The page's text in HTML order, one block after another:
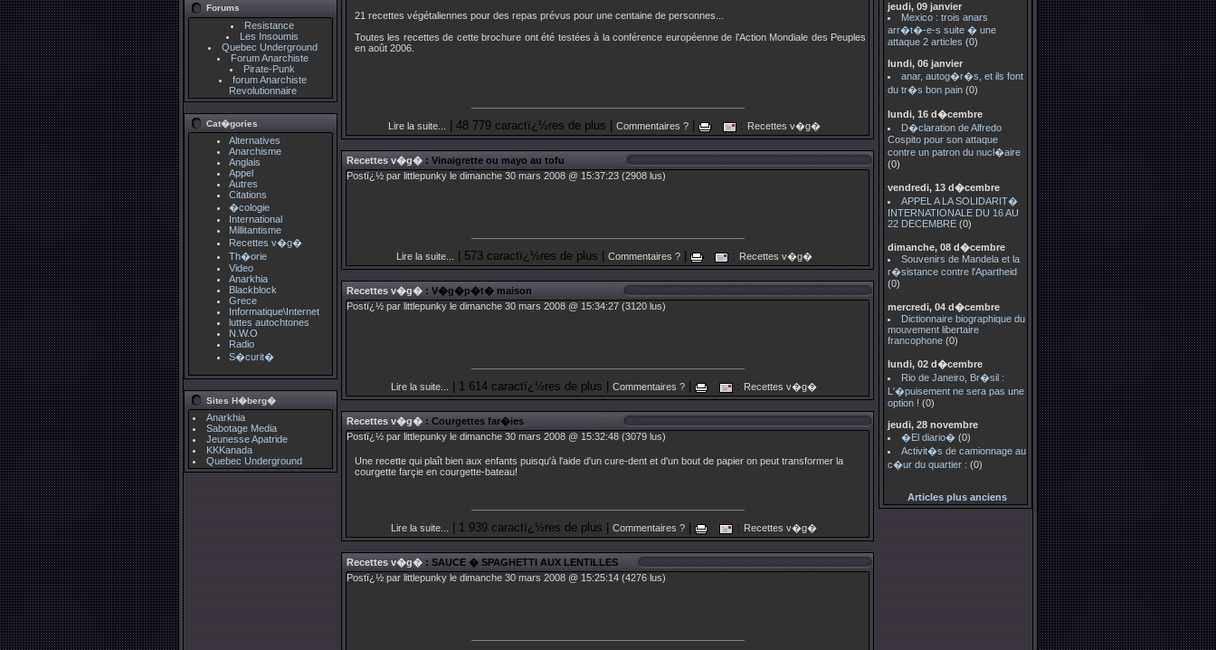
Forums
Resistance
Les Insoumis
Quebec Underground
Forum Anarchiste
Pirate-Punk
forum Anarchiste
Revolutionnaire
Cat�gories
Alternatives
Anarchisme
Anglais
Appel
Autres
Citations
�cologie
International
Millitantisme
Recettes v�g�
Th�orie
Video
Anarkhia
Blackblock
Grece
Informatique\Internet
luttes autochtones
N.W.O
Radio
S�curit�
Sites H�berg�
Anarkhia
Sabotage Media
Jeunesse Apatride
KKKanada
Quebec Underground
21 recettes végétaliennes pour des repas prévus pour une centaine de personnes...
Toutes les recettes de cette brochure ont été testées à la conférence européenne de l’Action Mondiale des Peuples
en août 2006.
Lire la suite... | 48 779 caractï¿½res de plus | Commentaires ?| : Recettes v�g�
Recettes v�g� : Vinaigrette ou mayo au tofu
Postï¿½ par littlepunky le dimanche 30 mars 2008 @ 15:37:23 (2908 lus)
Lire la suite... | 573 caractï¿½res de plus | Commentaires ?| : Recettes v�g�
Recettes v�g� : V�g�p�t� maison
Postï¿½ par littlepunky le dimanche 30 mars 2008 @ 15:34:27 (3120 lus)
Lire la suite... | 1 614 caractï¿½res de plus | Commentaires ? : Recettes v�g�
Recettes v�g� : Courgettes far�ies
Postï¿½ par littlepunky le dimanche 30 mars 2008 @ 15:32:48 (3079 lus)
Une recette qui plaît bien aux enfants puisqu'à l'aide d'un cure-dent et d'un bout de papier on peut transformer la
courgette farçie en courgette-bateau!
Lire la suite... | 1 939 caractï¿½res de plus | Commentaires ? : Recettes v�g�
Recettes v�g� : SAUCE � SPAGHETTI AUX LENTILLES
Postï¿½ par littlepunky le dimanche 30 mars 2008 @ 15:25:14 (4276 lus)
jeudi, 09 janvier
Mexico : trois anars
arr�t�-e-s suite � une
attaque 2 articles (0)
lundi, 06 janvier
anar, autog�r�s, et ils font
du tr�s bon pain (0)
lundi, 16 d�cembre
D�claration de Alfredo
Cospito pour son attaque
contre un patron du nucl�aire
(0)
vendredi, 13 d�cembre
APPEL A LA SOLIDARIT�
INTERNATIONALE DU 16 AU
22 DECEMBRE (0)
dimanche, 08 d�cembre
Souvenirs de Mandela et la
r�sistance contre l'Apartheid
(0)
mercredi, 04 d�cembre
Dictionnaire biographique du
mouvement libertaire
francophone (0)
lundi, 02 d�cembre
Rio de Janeiro, Br�sil :
L'�puisement ne sera pas une
option ! (0)
jeudi, 28 novembre
�El diario� (0)
Activit�s de camionnage au
c�ur du quartier : (0)
Articles plus anciens